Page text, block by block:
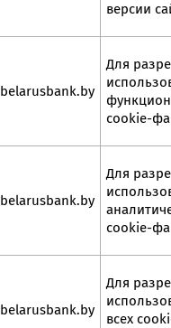
версии
belarusbank.by
Для
cookie-
belarusbank.by
Для
cookie-
belarusbank.by
Для
всех